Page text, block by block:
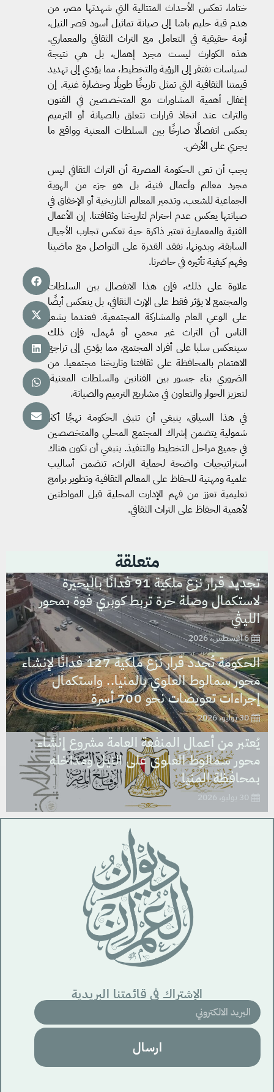
ختاما، تعكس الأحداث المتتالية التي شهدتها مصر، من
هدم قبة حليم باشا إلى صيانة تماثيل أسود قصر النيل،
أزمة حقيقية في التعامل مع التراث الثقافي والمعماري.
هذه الكوارث ليست مجرد إهمال، بل هي نتيجة
لسياسات تفتقر إلى الرؤية والتخطيط، مما يؤدي إلى تهديد
قيمتنا الثقافية التي تمثل تاريخًا طويلًا وحضارة غنية. إن
إغفال أهمية المشاورات مع المتخصصين في الفنون
والتراث عند اتخاذ قرارات تتعلق بالصيانة أو الترميم
يعكس انفصالًا صارخًا بين السلطات المعنية وواقع ما
يجري على الأرض.
يجب أن تعى الحكومة المصرية أن التراث الثقافي ليس
مجرد معالم وأعمال فنية، بل هو جزء من الهوية
الجماعية للشعب. وتدمير المعالم التاريخية أو الإخفاق في
صيانتها يعكس عدم احترام لتاريخنا وثقافتنا. إن الأعمال
الفنية والمعمارية تعتبر ذاكرة حية تعكس تجارب الأجيال
السابقة، وبدونها، نفقد القدرة على التواصل مع ماضينا
وفهم كيفية تأثيره في حاضرنا.
علاوة على ذلك، فإن هذا الانفصال بين السلطات
والمجتمع لا يؤثر فقط على الإرث الثقافي، بل ينعكس أيضًا
على الوعي العام والمشاركة المجتمعية. فعندما يشعر
الناس أن التراث غير محمي أو مُهمل، فإن ذلك
سينعكس سلبا على أفراد المجتمع، مما يؤدي إلى تراجع
الاهتمام بالمحافظة على ثقافتنا وتاريخنا مجتمعيا. من
الضروري بناء جسور بين الفنانين والسلطات المعنية،
لتعزيز الحوار والتعاون في مشاريع الترميم والصيانة.
في هذا السياق، ينبغي أن تتبنى الحكومة نهجًا أكثر
شمولية يتضمن إشراك المجتمع المحلي والمتخصصين
في جميع مراحل التخطيط والتنفيذ. ينبغي أن تكون هناك
استراتيجيات واضحة لحماية التراث، تتضمن أساليب
علمية ومهنية للحفاظ على المعالم الثقافية وتطوير برامج
تعليمية تعزز من فهم الإدارت المحلية قبل المواطنين
لأهمية الحفاظ على التراث الثقافي.
متعلقة
تجديد قرار نزع ملكية 91 فدانًا بالبحيرة
لاستكمال وصلة حرة تربط كوبري فوة بمحور
الليثي
6 أغسطس، 2026
الحكومة تُجدد قرار نزع ملكية 127 فدانًا لإنشاء
محور سمالوط العلوي بالمنيا.. واستكمال
إجراءات تعويضات نحو 700 أسرة
30 يوليو، 2026
يُعتبر من أعمال المنفعة العامة مشروع إنشاء
محور سمالوط العلوى على النيل ومداخله
بمحافظة المنيا
30 يوليو، 2026
الإشتراك في قائمتنا البريدية
ارسال